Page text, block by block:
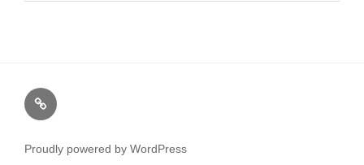
Proudly powered by WordPress